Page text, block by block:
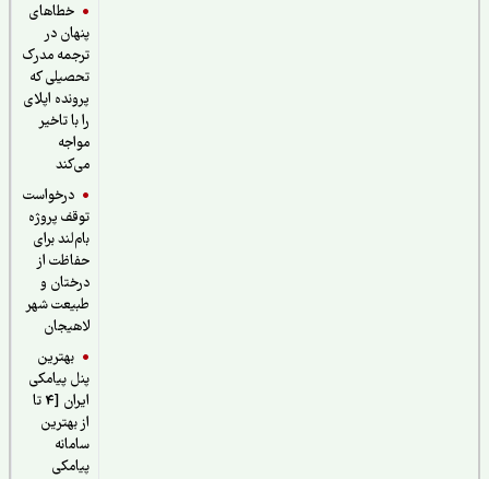
خطاهای
پنهان در
ترجمه مدرک
تحصیلی که
پرونده اپلای
را با تاخیر
درخواست
توقف پروژه
بام‌لند برای
حفاظت از
درختان و
طبیعت شهر
لاهیجان
بهترین
پنل پیامکی
ایران [4 تا
از بهترین
سامانه
پیامکی